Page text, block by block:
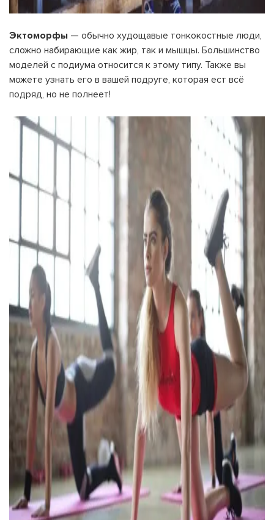
Эктоморфы — обычно худощавые тонкокостные люди,
сложно набирающие как жир, так и мышцы. Большинство
моделей с подиума относится к этому типу. Также вы
можете узнать его в вашей подруге, которая ест всё
подряд, но не полнеет!